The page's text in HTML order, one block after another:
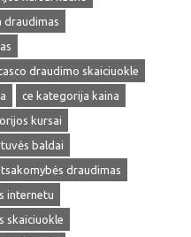
draudimas
draudimo skaiciuokle
ce kategorija kaina
kursai
baldai
draudimas
internetu
skaiciuokle